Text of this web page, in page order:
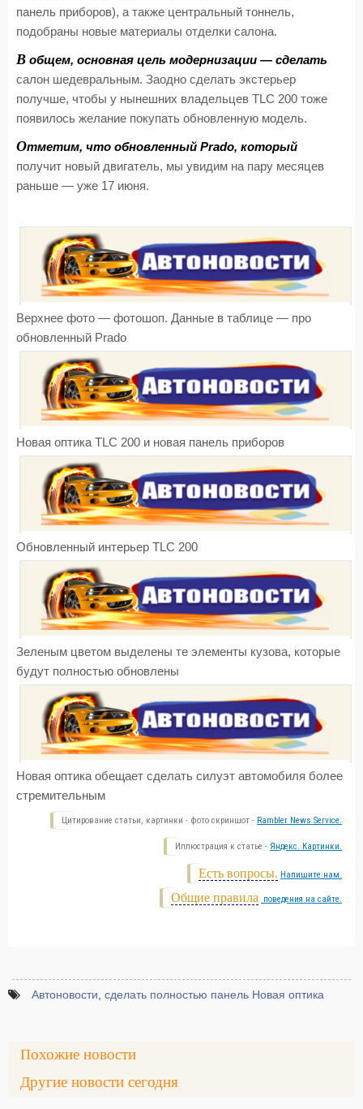
панель приборов), а также центральный тоннель,
подобраны новые материалы отделки салона.
В общем, основная цель модернизации — сделать
салон шедевральным. Заодно сделать экстерьер
получше, чтобы у нынешних владельцев TLC 200 тоже
появилось желание покупать обновленную модель.
Отметим, что обновленный Prado, который
получит новый двигатель, мы увидим на пару месяцев
раньше — уже 17 июня.
Верхнее фото — фотошоп. Данные в таблице — про
обновленный Prado
Новая оптика TLC 200 и новая панель приборов
Обновленный интерьер TLC 200
Зеленым цветом выделены те элементы кузова, которые
будут полностью обновлены
Новая оптика обещает сделать силуэт автомобиля более
стремительным
Цитирование статьи, картинки - фото скриншот - Rambler News Service.
Иллюстрация к статье - Яндекс. Картинки.
Есть вопросы. Напишите нам.
Общие правила поведения на сайте.
Автоновости сделать полностью панель Новая оптика
Похожие новости
Другие новости сегодня